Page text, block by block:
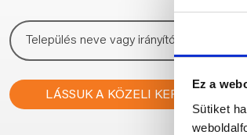
Ez a
Sütiket
LÁSSUK A KÖZELI